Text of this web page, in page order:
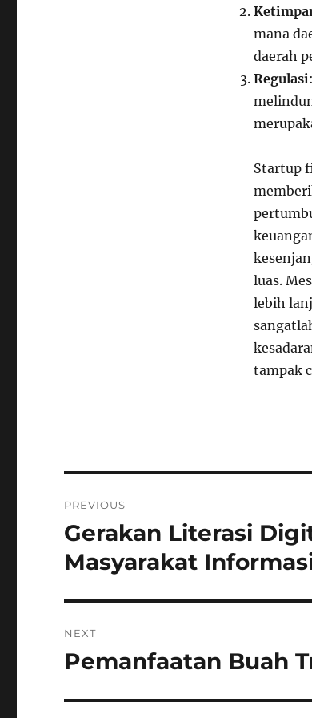
mana
daerah
Regulasi
Startup
luas.
lebih
tampak
pos
PREVIOUS
Previous
post:
Gerakan Literasi
Masyarakat
NEXT
Next
Pemanfaatan Buah